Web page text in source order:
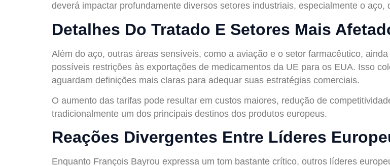
deverá impactar profundamente diversos setores industriais, especialmente o
Detalhes Do Tratado E Setores Mais
Além do aço, outras áreas sensíveis, como a aviação e o setor farmacêutico,
possíveis restrições às exportações de medicamentos da UE para os EUA. Isso
aguardam definições mais claras para adequar suas estratégias comerciais.
O aumento das tarifas pode resultar em custos maiores, redução de
tradicionalmente um dos principais destinos dos produtos europeus.
Reações Divergentes Entre Líderes
Enquanto François Bayrou expressa um tom bastante crítico, outros líderes